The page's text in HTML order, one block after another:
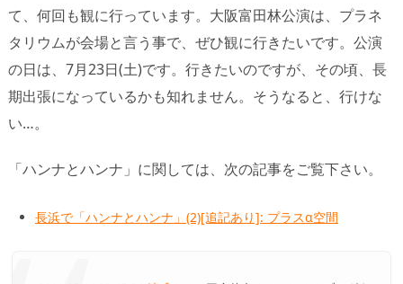
て、何回も観に行っています。大阪富田林公演は、プラネ
タリウムが会場と言う事で、ぜひ観に行きたいです。公演
の日は、7月23日(土)です。行きたいのですが、その頃、長
期出張になっているかも知れません。そうなると、行けな
い…。
「ハンナとハンナ」に関しては、次の記事をご覧下さい。
長浜で「ハンナとハンナ」(2)[追記あり]: プラスα空間